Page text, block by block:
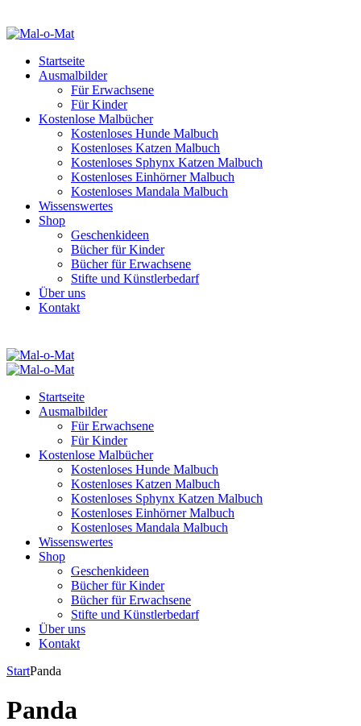
Startseite
Ausmalbilder
Für Erwachsene
Für Kinder
Kostenlose Malbücher
Kostenloses Hunde Malbuch
Kostenloses Katzen Malbuch
Kostenloses Sphynx Katzen Malbuch
Kostenloses Einhörner Malbuch
Kostenloses Mandala Malbuch
Wissenswertes
Shop
Geschenkideen
Bücher für Kinder
Bücher für Erwachsene
Stifte und Künstlerbedarf
Über uns
Kontakt
Startseite
Ausmalbilder
Für Erwachsene
Für Kinder
Kostenlose Malbücher
Kostenloses Hunde Malbuch
Kostenloses Katzen Malbuch
Kostenloses Sphynx Katzen Malbuch
Kostenloses Einhörner Malbuch
Kostenloses Mandala Malbuch
Wissenswertes
Shop
Geschenkideen
Bücher für Kinder
Bücher für Erwachsene
Stifte und Künstlerbedarf
Über uns
Kontakt
StartPanda
Panda